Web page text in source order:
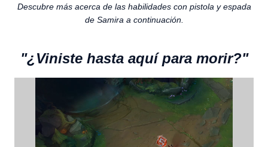
Descubre más acerca de las habilidades con pistola y espada
de Samira a continuación.
"¿Viniste hasta aquí para morir?"